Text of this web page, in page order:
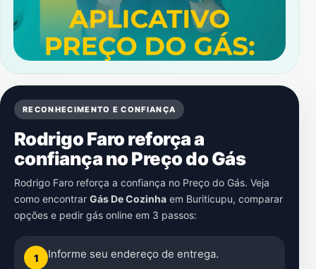
RECONHECIMENTO E CONFIANÇA
Rodrigo Faro reforça a
confiança no Preço do Gás
Rodrigo Faro reforça a confiança no Preço do Gás. Veja
como encontrar Gás De Cozinha em Buriticupu, comparar
opções e pedir gás online em 3 passos:
1 Informe seu endereço de entrega.